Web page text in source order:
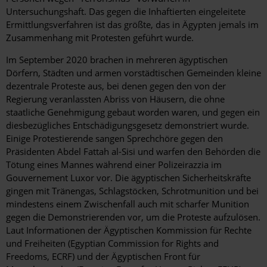
Untersuchungshaft. Das gegen die Inhaftierten eingeleitete
Ermittlungsverfahren ist das größte, das in Ägypten jemals im
Zusammenhang mit Protesten geführt wurde.
Im September 2020 brachen in mehreren ägyptischen
Dörfern, Städten und armen vorstädtischen Gemeinden kleine
dezentrale Proteste aus, bei denen gegen den von der
Regierung veranlassten Abriss von Häusern, die ohne
staatliche Genehmigung gebaut worden waren, und gegen ein
diesbezügliches Entschädigungsgesetz demonstriert wurde.
Einige Protestierende sangen Sprechchöre gegen den
Präsidenten Abdel Fattah al-Sisi und warfen den Behörden die
Tötung eines Mannes während einer Polizeirazzia im
Gouvernement Luxor vor. Die ägyptischen Sicherheitskräfte
gingen mit Tränengas, Schlagstöcken, Schrotmunition und bei
mindestens einem Zwischenfall auch mit scharfer Munition
gegen die Demonstrierenden vor, um die Proteste aufzulösen.
Laut Informationen der Ägyptischen Kommission für Rechte
und Freiheiten (Egyptian Commission for Rights and
Freedoms, ECRF) und der Ägyptischen Front für